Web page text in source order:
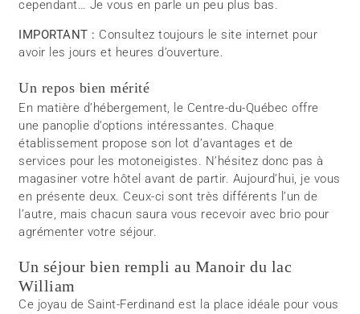
cependant… Je vous en parle un peu plus bas.
IMPORTANT : Consultez toujours le site internet pour
avoir les jours et heures d’ouverture.
Un repos bien mérité
En matière d’hébergement, le Centre-du-Québec offre
une panoplie d’options intéressantes. Chaque
établissement propose son lot d’avantages et de
services pour les motoneigistes. N’hésitez donc pas à
magasiner votre hôtel avant de partir. Aujourd’hui, je vous
en présente deux. Ceux-ci sont très différents l’un de
l’autre, mais chacun saura vous recevoir avec brio pour
agrémenter votre séjour.
Un séjour bien rempli au Manoir du lac
William
Ce joyau de Saint-Ferdinand est la place idéale pour vous